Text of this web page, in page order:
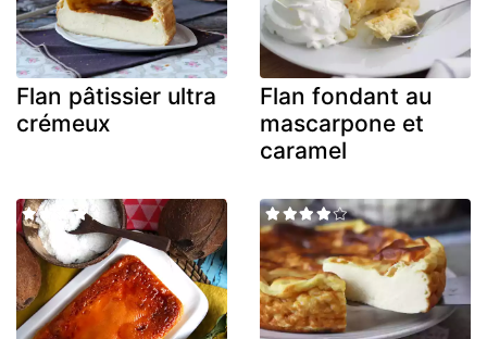
Flan pâtissier ultra
crémeux
Flan fondant au
mascarpone et
caramel